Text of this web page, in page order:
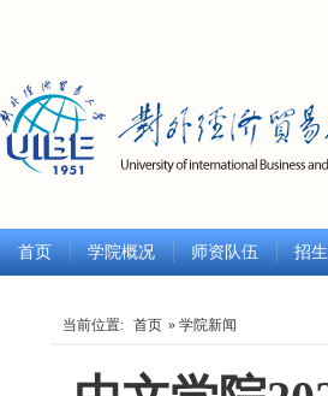
首页 学院概况 师资队伍 招
当前位置: 首页 » 学院新闻